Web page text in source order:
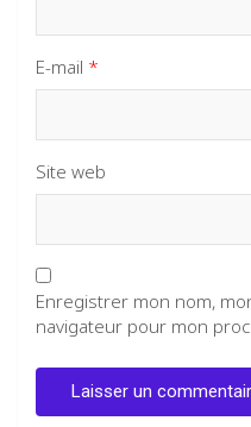
E-mail *
Site web
Enregistrer mon nom,
navigateur pour mon